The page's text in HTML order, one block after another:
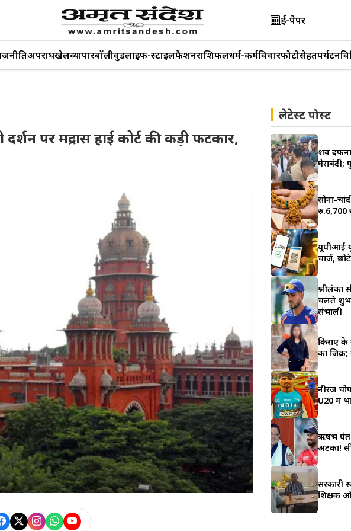
ई-पेपर
अपराधखेलव्यापारबॉलीवुडलाइफ-स्टाइलफैशनराशिफलधर्म-कर्मविचारफोटोसेहतपर्यटन
पर मद्रास हाई कोर्ट की कड़ी फटकार,
लेटेस्ट पोस्ट
शव
घेराबंदी;
सोना-
रु.6,700
यूपीआई
चार्ज,
श्रीलंका
चलते
संभाली
किराए के
का
नीरज
U20 में
ऋषभ पंत
अटका!
सरकारी
शिक्षक